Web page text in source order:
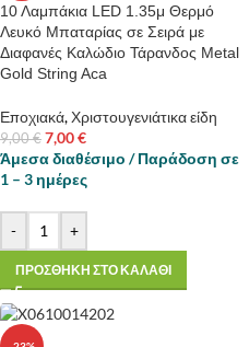
10 Λαμπάκια LED 1.35μ Θερμό
Λευκό Μπαταρίας σε Σειρά με
Διαφανές Καλώδιο Τάρανδος Metal
Gold String Aca
Εποχιακά,Χριστουγενιάτικα είδη
9,00€ 7,00€
Άμεσα διαθέσιμο / Παράδοση σε
1 – 3 ημέρες
- +
ΠΡΟΣΘΗΚΗ ΣΤΟ ΚΑΛΑΘΙ